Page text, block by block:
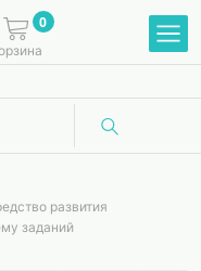
0
развития
заданий